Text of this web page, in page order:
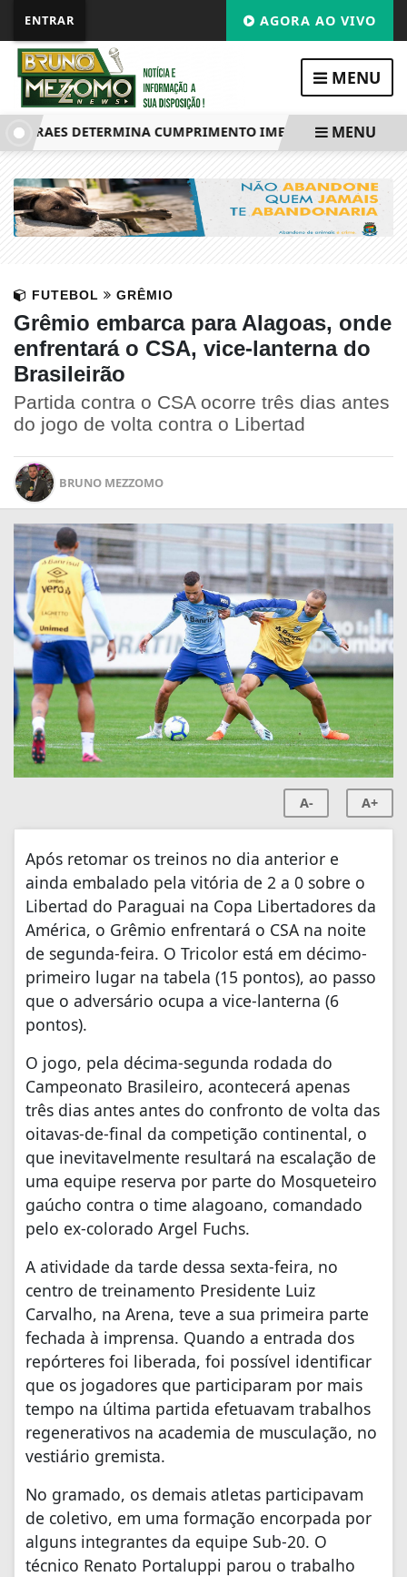
ENTRAR AGORA AO VIVO
MENU
DETERMINA CUMPRIMENTO IMEDIATO DE PENAS
MENU
FUTEBOL GRÊMIO
Grêmio embarca para Alagoas, onde
enfrentará o CSA, vice-lanterna do
Brasileirão
Partida contra o CSA ocorre três dias antes
do jogo de volta contra o Libertad
BRUNO MEZZOMO
A- A+
Após retomar os treinos no dia anterior e
ainda embalado pela vitória de 2 a 0 sobre o
Libertad do Paraguai na Copa Libertadores da
América, o Grêmio enfrentará o CSA na noite
de segunda-feira. O Tricolor está em décimo-
primeiro lugar na tabela (15 pontos), ao passo
que o adversário ocupa a vice-lanterna (6
pontos).
O jogo, pela décima-segunda rodada do
Campeonato Brasileiro, acontecerá apenas
três dias antes antes do confronto de volta das
oitavas-de-final da competição continental, o
que inevitavelmente resultará na escalação de
uma equipe reserva por parte do Mosqueteiro
gaúcho contra o time alagoano, comandado
pelo ex-colorado Argel Fuchs.
A atividade da tarde dessa sexta-feira, no
centro de treinamento Presidente Luiz
Carvalho, na Arena, teve a sua primeira parte
fechada à imprensa. Quando a entrada dos
repórteres foi liberada, foi possível identificar
que os jogadores que participaram por mais
tempo na última partida efetuavam trabalhos
regenerativos na academia de musculação, no
vestiário gremista.
No gramado, os demais atletas participavam
de coletivo, em uma formação encorpada por
alguns integrantes da equipe Sub-20. O
técnico Renato Portaluppi parou o trabalho